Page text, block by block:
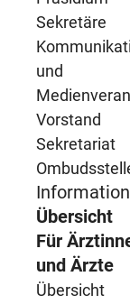
Sekretäre
und
Vorstand
Sekretariat
Übersicht
Für
und Ärzte
Übersicht